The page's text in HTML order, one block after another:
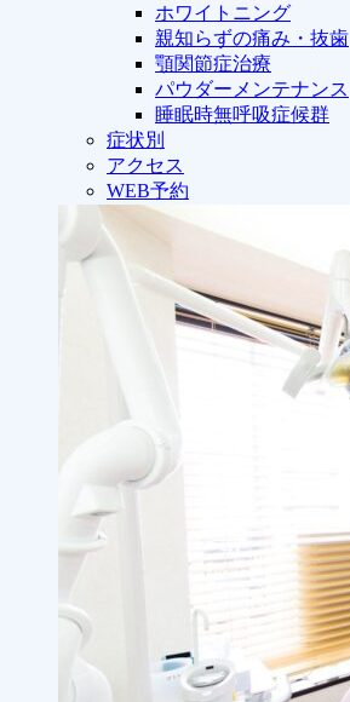
ホワイトニング
親知らずの痛み・抜歯
顎関節症治療
パウダーメンテナンス
睡眠時無呼吸症候群
症状別
アクセス
WEB予約